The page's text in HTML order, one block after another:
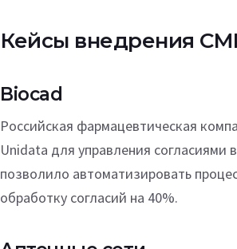
Кейсы внедрения
Biocad
Российская фармацевтическая
Unidata для управления согласиями
позволило автоматизировать
обработку согласий на 40%.